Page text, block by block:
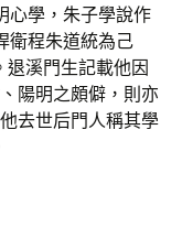
心學，朱子學說作
衛程朱道統為己
退溪門生記載他因
陽明之頗僻，則亦
去世后門人稱其學